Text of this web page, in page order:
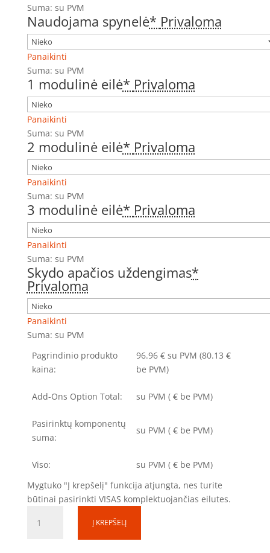
Suma: su PVM
Naudojama spynelė* Privaloma
Panaikinti
Suma: su PVM
1 modulinė eilė* Privaloma
Panaikinti
Suma: su PVM
2 modulinė eilė* Privaloma
Panaikinti
Suma: su PVM
3 modulinė eilė* Privaloma
Panaikinti
Suma: su PVM
Skydo apačios uždengimas*
Privaloma
Panaikinti
Suma: su PVM
Pagrindinio produkto
kaina:
96.96 € su PVM (80.13 €
be PVM)
Add-Ons Option Total: su PVM ( € be PVM)
Pasirinktų komponentų
suma:
su PVM ( € be PVM)
Viso: su PVM ( € be PVM)
Mygtuko "Į krepšelį" funkcija atjungta, nes turite
būtinai pasirinkti VISAS komplektuojančias eilutes.
kiekis:
Į KREPŠELĮ